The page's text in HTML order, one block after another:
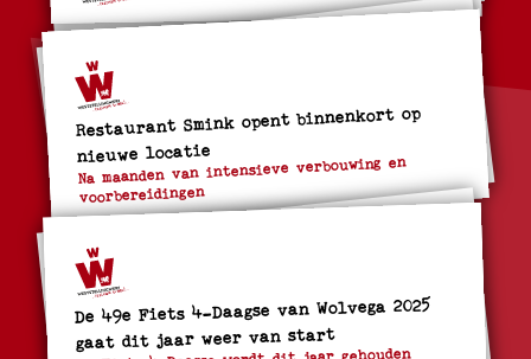
Restaurant Smink opent binnenkort op
nieuwe locatie
Na maanden van intensieve verbouwing en
voorbereidingen
De 49e Fiets 4-Daagse van Wolvega 2025
gaat dit jaar weer van start